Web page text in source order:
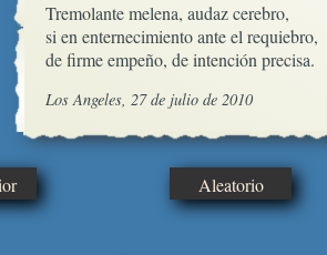
Tremolante melena, audaz cerebro,
si en enternecimiento ante el requiebro,
de firme empeño, de intención precisa.
Los Angeles, 27 de julio de 2010
Aleatorio